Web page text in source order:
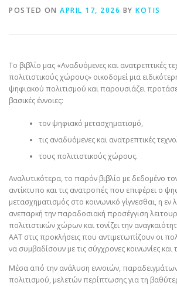
POSTED ON APRIL 17, 2026 BY KOTIS
Το βιβλίο μας «Αναδυόμενες και ανατρεπτικές
πολιτιστικούς χώρους» οικοδομεί μια
ψηφιακού πολιτισμού και παρουσιάζει
βασικές έννοιες:
τον ψηφιακό μετασχηματισμό,
τις αναδυόμενες και ανατρεπτικές
τους πολιτιστικούς χώρους.
Αναλυτικότερα, το παρόν βιβλίο με δεδομένο
αντίκτυπο και τις ανατροπές που επιφέρει ο
μετασχηματισμός στο κοινωνικό γίγνεσθαι, η
ανεπαρκή την παραδοσιακή προσέγγιση
πολιτιστικών χώρων και τονίζει την
ΑΑΤ στις προκλήσεις που αντιμετωπίζουν οι
να συμβαδίσουν με τις σύγχρονες κοινωνίες και
Μέσα από την ανάλυση εννοιών,
πολιτισμού, μελετών περίπτωσης για τη